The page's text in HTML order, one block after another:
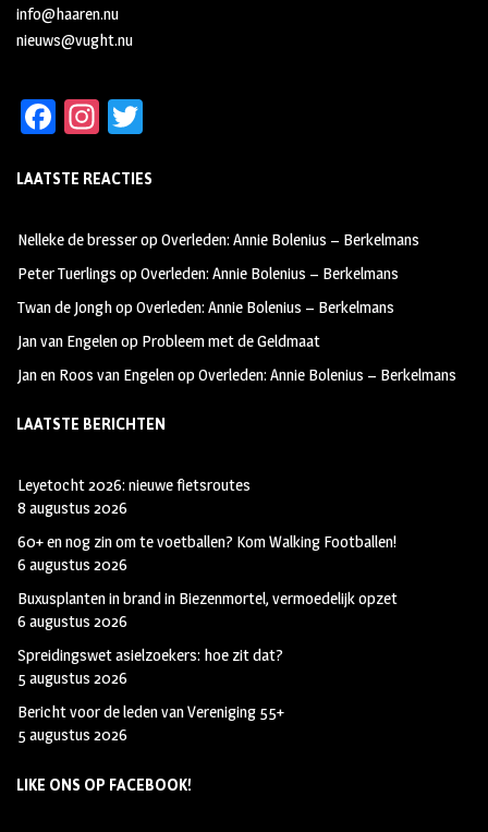
info@haaren.nu
nieuws@vught.nu
Fa
b
oo
k
In
ag
m
tt
LAATSTE REACTIES
Nelleke de bresseropOverleden: Annie Bolenius – Berkelmans
Peter Tuerlings opOverleden: Annie Bolenius – Berkelmans
Twan de JonghopOverleden: Annie Bolenius – Berkelmans
Jan van Engelenop Probleem met de Geldmaat
Jan en Roos van EngelenopOverleden: Annie Bolenius – Berkelmans
LAATSTE BERICHTEN
Leyetocht 2026: nieuwe fietsroutes
8 augustus 2026
60+ en nog zin om te voetballen? Kom Walking Footballen!
6 augustus 2026
Buxusplanten in brand in Biezenmortel, vermoedelijk opzet
6 augustus 2026
Spreidingswet asielzoekers: hoe zit dat?
5 augustus 2026
Bericht voor de leden van Vereniging 55+
5 augustus 2026
LIKE ONS OP FACEBOOK!